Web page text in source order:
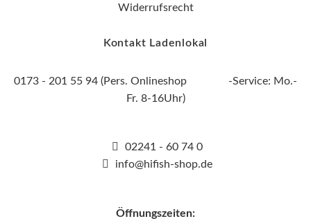
Widerrufsrecht
Kontakt Ladenlokal
0173 - 201 55 94 (Pers. Onlineshop -Service: Mo.-
Fr. 8-16Uhr)
02241 - 60 74 0
info@hifish-shop.de
Öffnungszeiten: